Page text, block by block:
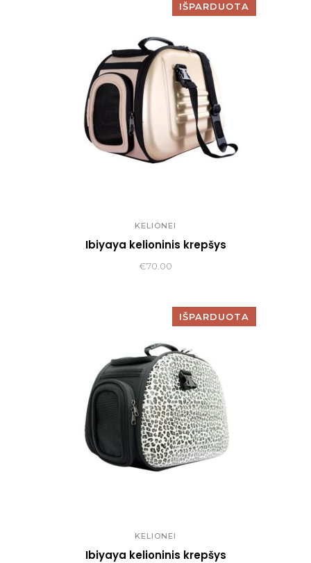
IŠPARDUOTA
KELIONEI
Ibiyaya kelioninis krepšys
€70.00
IŠPARDUOTA
KELIONEI
Ibiyaya kelioninis krepšys